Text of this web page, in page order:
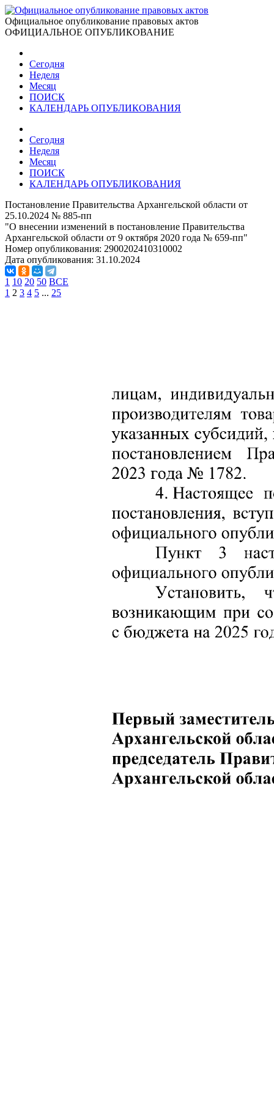
Официальное опубликование правовых актов
ОФИЦИАЛЬНОЕ ОПУБЛИКОВАНИЕ
Сегодня
Неделя
Месяц
ПОИСК
КАЛЕНДАРЬ ОПУБЛИКОВАНИЯ
Сегодня
Неделя
Месяц
ПОИСК
КАЛЕНДАРЬ ОПУБЛИКОВАНИЯ
Постановление Правительства Архангельской области от
25.10.2024 № 885-пп
"О внесении изменений в постановление Правительства
Архангельской области от 9 октября 2020 года № 659-пп"
Номер опубликования: 2900202410310002
Дата опубликования: 31.10.2024
1 10 20 50 ВСЕ
1 2 3 4 5 ... 25